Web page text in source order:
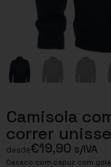
Camisola
correr
desde€19,90 s/IVA
Casaco com capuz com